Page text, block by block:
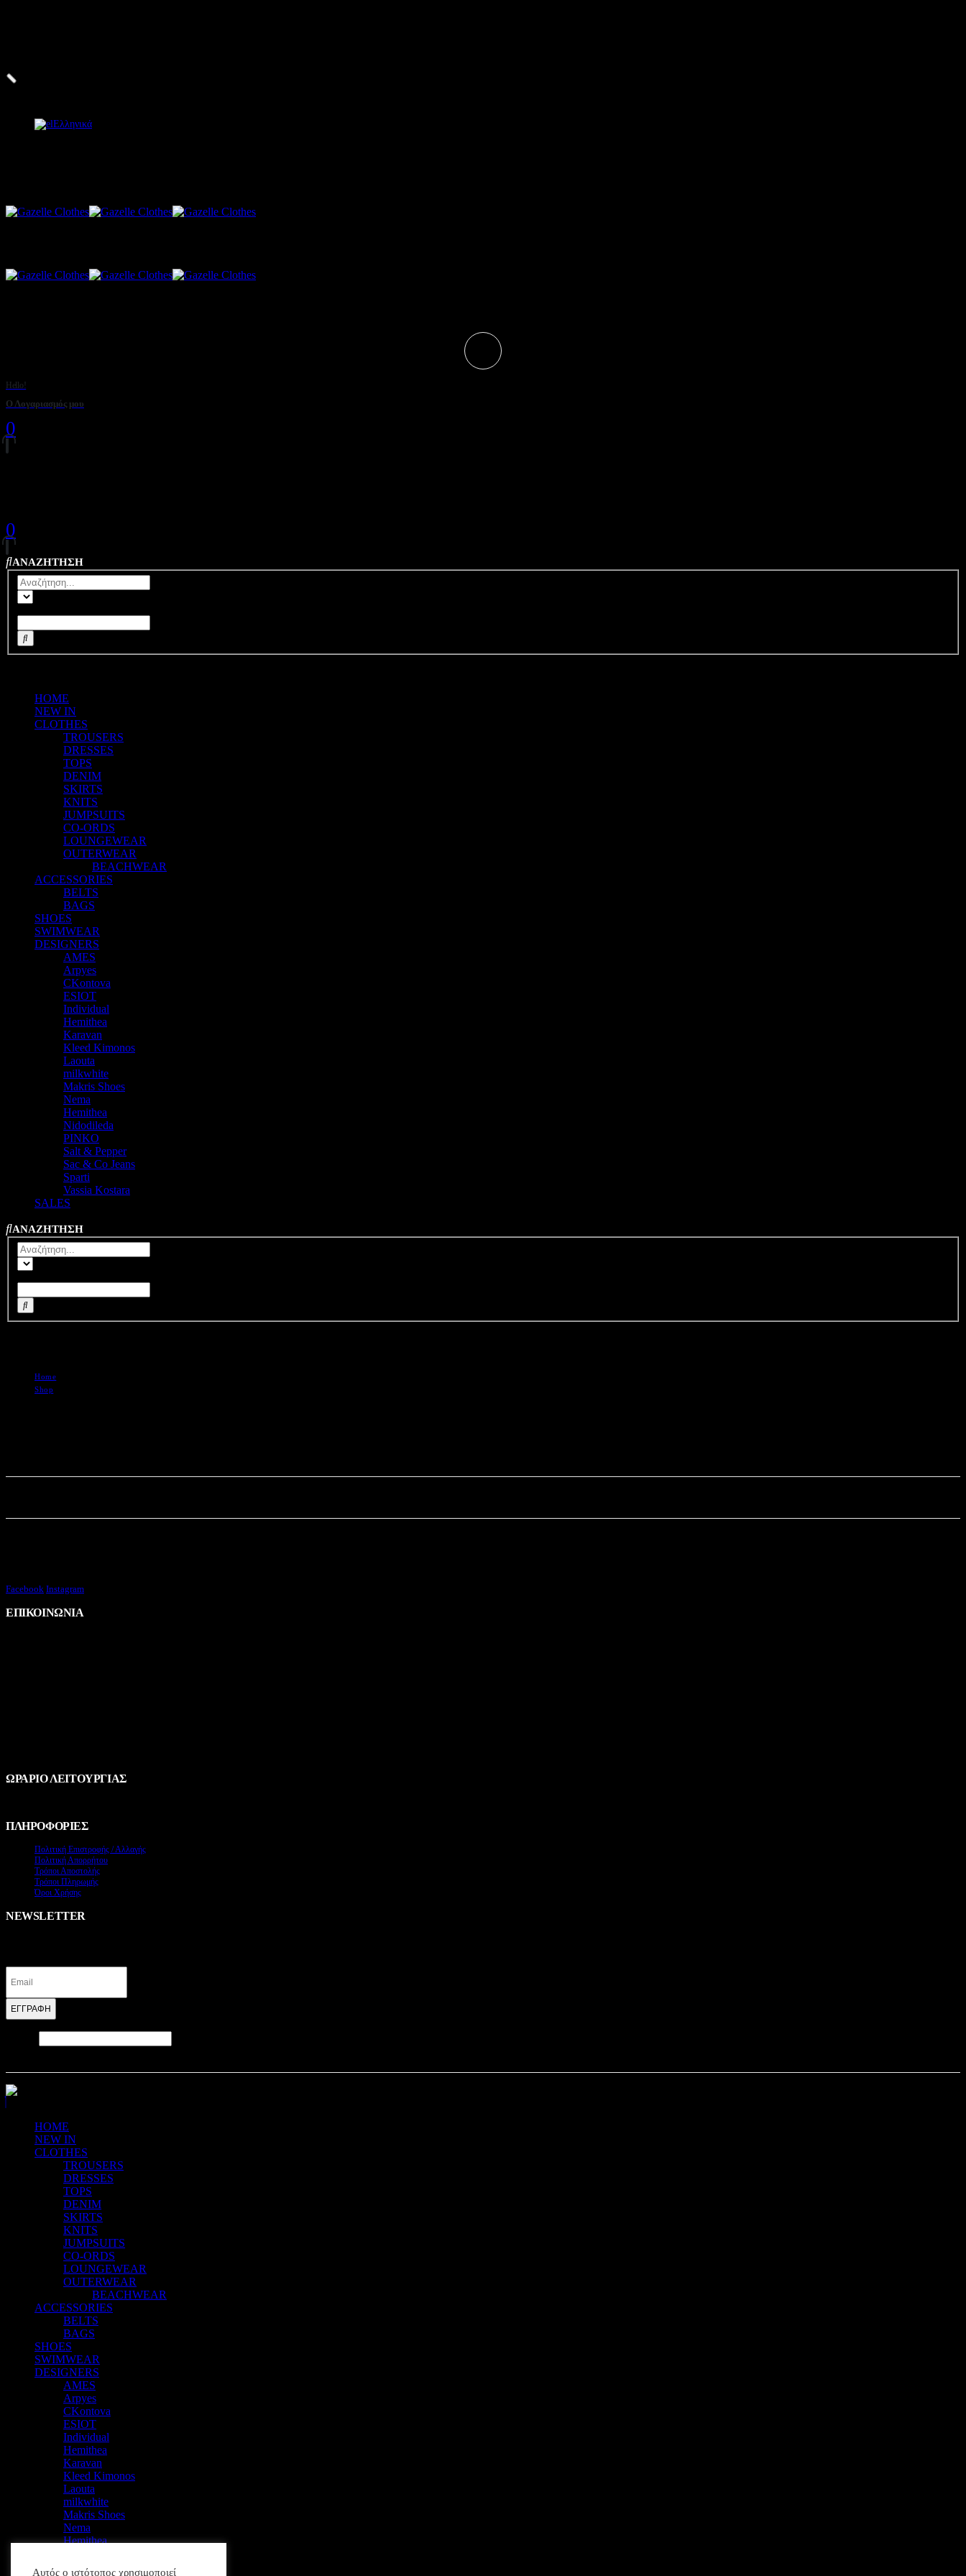
Ελληνικά
Hello!
Ο Λογαριασμός μου
0
0 ΠΡΟΪΟΝΤΑ
0
0 ΠΡΟΪΟΝΤΑ
ΑΝΑΖΗΤΗΣΗ
HOME
NEW IN
CLOTHES
TROUSERS
DRESSES
TOPS
DENIM
SKIRTS
KNITS
JUMPSUITS
CO-ORDS
LOUNGEWEAR
OUTERWEAR
BEACHWEAR
ACCESSORIES
BELTS
BAGS
SHOES
SWIMWEAR
DESIGNERS
AMES
Arpyes
CKontova
ESIOT
Individual
Hemithea
Karavan
Kleed Kimonos
Laouta
milkwhite
Makris Shoes
Nema
Hemithea
Nidodileda
PINKO
Salt & Pepper
Sac & Co Jeans
Sparti
Vassia Kostara
SALES
ΑΝΑΖΗΤΗΣΗ
Home
Shop
Facebook Instagram
ΕΠΙΚΟΙΝΩΝΙΑ
ΩΡΑΡΙΟ ΛΕΙΤΟΥΡΓΙΑΣ
ΠΛΗΡΟΦΟΡΙΕΣ
Πολιτική Επιστροφής / Αλλαγής
Πολιτική Απορρήτου
Τρόποι Αποστολής
Τρόποι Πληρωμής
Όροι Χρήσης
NEWSLETTER
HOME
NEW IN
CLOTHES
TROUSERS
DRESSES
TOPS
DENIM
SKIRTS
KNITS
JUMPSUITS
CO-ORDS
LOUNGEWEAR
OUTERWEAR
BEACHWEAR
ACCESSORIES
BELTS
BAGS
SHOES
SWIMWEAR
DESIGNERS
AMES
Arpyes
CKontova
ESIOT
Individual
Hemithea
Karavan
Kleed Kimonos
Laouta
milkwhite
Makris Shoes
Nema
Hemithea
PINKO
Αυτός ο ιστότοπος χρησιμοποιεί